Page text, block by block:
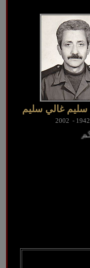
سليم غالي سليم
1942 - 2002